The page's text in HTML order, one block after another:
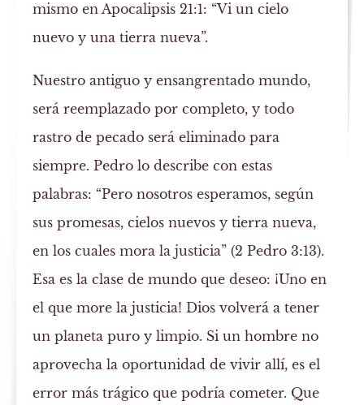
mismo en Apocalipsis 21:1: “Vi un cielo
nuevo y una tierra nueva”.
Nuestro antiguo y ensangrentado mundo,
será reemplazado por completo, y todo
rastro de pecado será eliminado para
siempre. Pedro lo describe con estas
palabras: “Pero nosotros esperamos, según
sus promesas, cielos nuevos y tierra nueva,
en los cuales mora la justicia” (2 Pedro 3:13).
Esa es la clase de mundo que deseo: ¡Uno en
el que more la justicia! Dios volverá a tener
un planeta puro y limpio. Si un hombre no
aprovecha la oportunidad de vivir allí, es el
error más trágico que podría cometer. Que